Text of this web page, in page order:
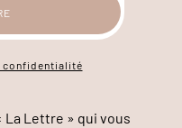
confidentialité
La Lettre » qui vous